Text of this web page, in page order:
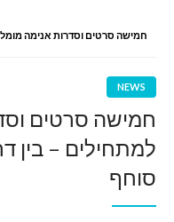
חמישה סרטים וסדרות אנימה
NEWS
חמישה סרטים
למתחילים – בין
סוחף